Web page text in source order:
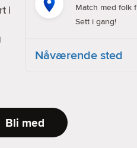
i
Match med folk
Sett i gang!
Nåværende sted
Bli med